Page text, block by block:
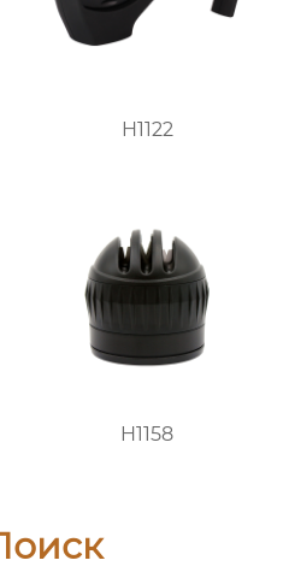
H1122
H1158